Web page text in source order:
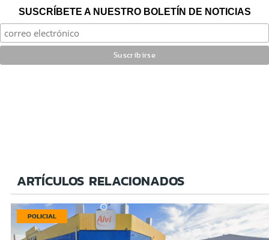
SUSCRÍBETE A NUESTRO BOLETÍN DE NOTICIAS
ARTÍCULOS RELACIONADOS
POLICIAL